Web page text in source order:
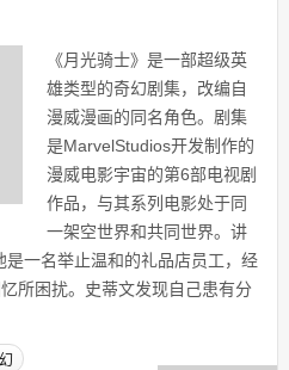
《月光骑士》是一部超级英
雄类型的奇幻剧集，改编自
漫威漫画的同名角色。剧集
是MarvelStudios开发制作的
漫威电影宇宙的第6部电视剧
作品，与其系列电影处于同
一架空世界和共同世界。讲
是一名举止温和的礼品店员工，经
所困扰。史蒂文发现自己患有分